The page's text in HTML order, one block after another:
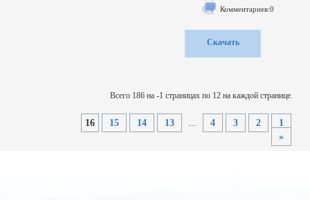
Format settings, CABAC : Yes
Format settings, ReFrames : 3 frames
Комментариев:0
Скачать
Всего 186 на -1 страницах по 12 на каждой странице.
16 15 14 13 ... 4 3 2
1
»